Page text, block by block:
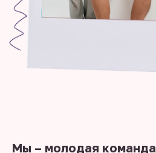
Мы – молодая команда